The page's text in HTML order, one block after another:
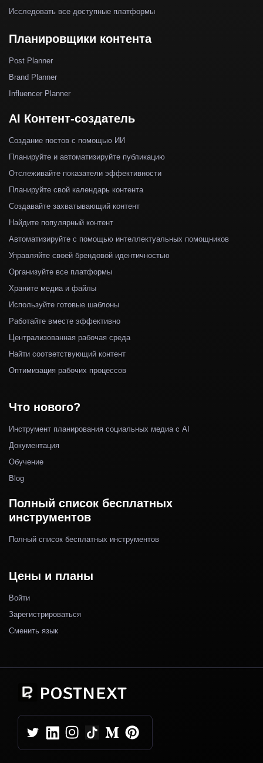
Исследовать все доступные платформы
Планировщики контента
Post Planner
Brand Planner
Influencer Planner
AI Контент-создатель
Создание постов с помощью ИИ
Планируйте и автоматизируйте публикацию
Отслеживайте показатели эффективности
Планируйте свой календарь контента
Создавайте захватывающий контент
Найдите популярный контент
Автоматизируйте с помощью интеллектуальных помощников
Управляйте своей брендовой идентичностью
Организуйте все платформы
Храните медиа и файлы
Используйте готовые шаблоны
Работайте вместе эффективно
Централизованная рабочая среда
Найти соответствующий контент
Оптимизация рабочих процессов
Что нового?
Инструмент планирования социальных медиа с AI
Документация
Обучение
Blog
Полный список бесплатных
инструментов
Полный список бесплатных инструментов
Цены и планы
Войти
Зарегистрироваться
Сменить язык